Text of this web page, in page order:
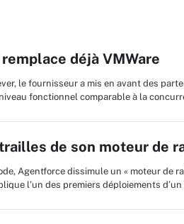
déjà VMWare
le fournisseur a mis en avant des
fonctionnel comparable à la
de son moteur de
Agentforce dissimule un « moteur de
l’un des premiers déploiements